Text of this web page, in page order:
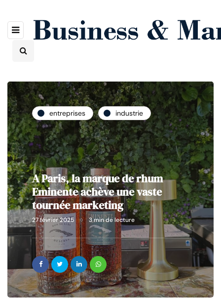
entreprises industrie
A Paris, la marque de rhum
Eminente achève une vaste
tournée marketing
27 février 2025 3 min de lecture